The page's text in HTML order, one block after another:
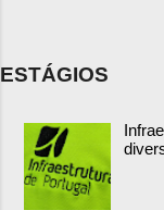
ESTÁGIOS